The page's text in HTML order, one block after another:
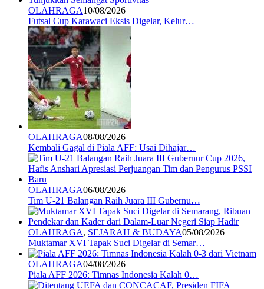
OLAHRAGA10/08/2026
Futsal Cup Karawaci Eksis Digelar, Kelur…
OLAHRAGA08/08/2026
Kembali Gagal di Piala AFF: Usai Dihajar…
OLAHRAGA06/08/2026
Tim U-21 Balangan Raih Juara III Gubernu…
OLAHRAGA, SEJARAH & BUDAYA05/08/2026
Muktamar XVI Tapak Suci Digelar di Semar…
OLAHRAGA04/08/2026
Piala AFF 2026: Timnas Indonesia Kalah 0…